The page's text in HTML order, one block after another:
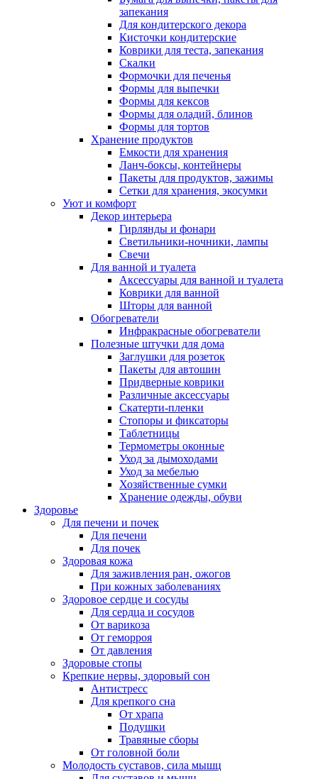
запекания
Для кондитерского декора
Кисточки кондитерские
Коврики для теста, запекания
Скалки
Формочки для печенья
Формы для выпечки
Формы для кексов
Формы для оладий, блинов
Формы для тортов
Хранение продуктов
Емкости для хранения
Ланч-боксы, контейнеры
Пакеты для продуктов, зажимы
Сетки для хранения, экосумки
Уют и комфорт
Декор интерьера
Гирлянды и фонари
Светильники-ночники, лампы
Свечи
Для ванной и туалета
Аксессуары для ванной и туалета
Коврики для ванной
Шторы для ванной
Обогреватели
Инфракрасные обогреватели
Полезные штучки для дома
Заглушки для розеток
Пакеты для автошин
Придверные коврики
Различные аксессуары
Скатерти-пленки
Стопоры и фиксаторы
Таблетницы
Термометры оконные
Уход за дымоходами
Уход за мебелью
Хозяйственные сумки
Хранение одежды, обуви
Здоровье
Для печени и почек
Для печени
Для почек
Здоровая кожа
Для заживления ран, ожогов
При кожных заболеваниях
Здоровое сердце и сосуды
Для сердца и сосудов
От варикоза
От геморроя
От давления
Здоровые стопы
Крепкие нервы, здоровый сон
Антистресс
Для крепкого сна
От храпа
Подушки
Травяные сборы
От головной боли
Молодость суставов, сила мышц